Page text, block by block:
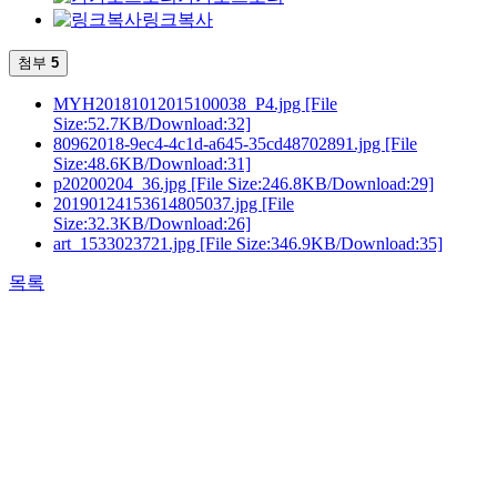
링크복사
첨부 5
MYH20181012015100038_P4.jpg [File
Size:52.7KB/Download:32]
80962018-9ec4-4c1d-a645-35cd48702891.jpg [File
Size:48.6KB/Download:31]
p20200204_36.jpg [File Size:246.8KB/Download:29]
20190124153614805037.jpg [File
Size:32.3KB/Download:26]
art_1533023721.jpg [File Size:346.9KB/Download:35]
목록